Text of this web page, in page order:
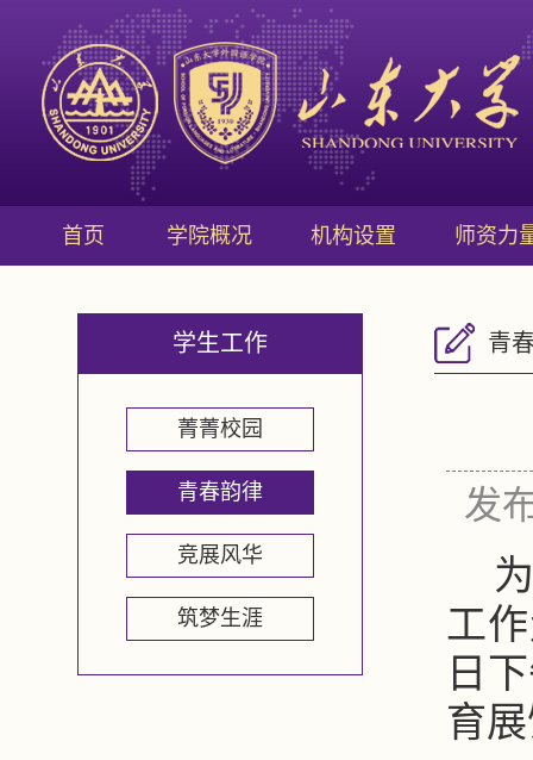
首页 学院概况 机构设置 师资力
学生工作
菁菁校园
青春韵律
竞展风华
筑梦生涯
青
发
工
日
育